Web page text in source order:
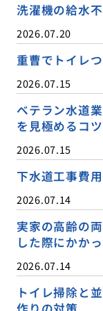
洗濯機の給水
2026.07.20
重曹でトイレ
2026.07.15
ベテラン水道
を見極めるコツ
2026.07.15
下水道工事費
2026.07.14
実家の高齢の
した際にかか
2026.07.14
トイレ掃除と